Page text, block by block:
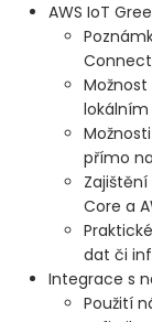
AWS IoT
lokálním
přímo
Core a
dat či
Integrace s
Použití